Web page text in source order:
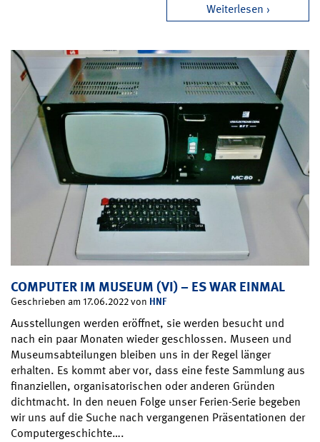
Weiterlesen
COMPUTER IM MUSEUM (VI) – ES WAR EINMAL
Geschrieben am 17.06.2022 von HNF
Ausstellungen werden eröffnet, sie werden besucht und
nach ein paar Monaten wieder geschlossen. Museen und
Museumsabteilungen bleiben uns in der Regel länger
erhalten. Es kommt aber vor, dass eine feste Sammlung aus
finanziellen, organisatorischen oder anderen Gründen
dichtmacht. In den neuen Folge unser Ferien-Serie begeben
wir uns auf die Suche nach vergangenen Präsentationen der
Computergeschichte….